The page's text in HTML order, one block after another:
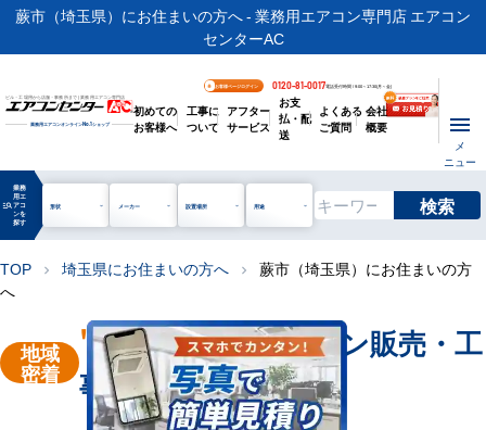
蕨市（埼玉県）にお住まいの方へ - 業務用エアコン専門店 エアコン
センターAC
ビル・工場用から店舗・事務所まで | 業務用エアコン専門店
業務用エアコンオンラインNo.1ショップ
お客様ページログイン 0120-81-0017電話受付時間 / 9:00～17:30(月～金)
初めての
お客様へ
工事に
ついて
アフター
サービス
お支
払・配
送
よくある
ご質問
会社
概要
メ
ニュー
manage_search
業務
用エ
アコ
ンを
探す
形状 メーカー 設置場所 用途 検索
TOP chevron_right 埼玉県にお住まいの方へ chevron_right
蕨市（埼玉県）にお住まいの方
へ
地域
密着
"蕨市"業務用エアコン販売・工
事を承ります